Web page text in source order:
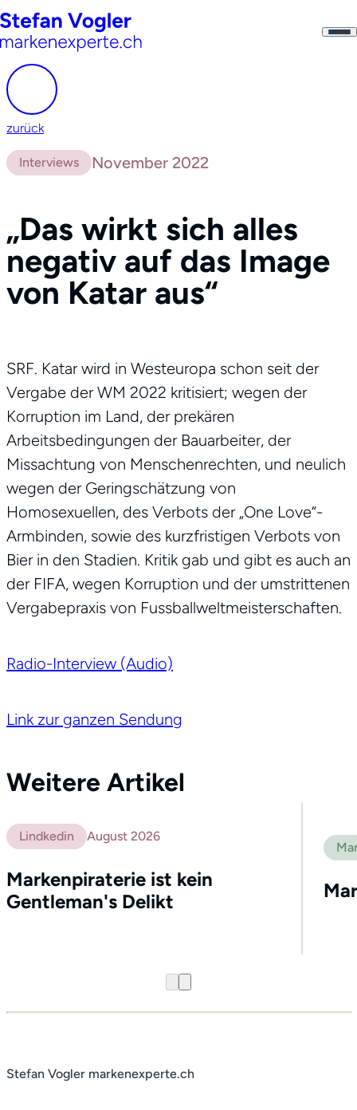
zurück
Interviews November 2022
„Das wirkt sich alles
negativ auf das Image
von Katar aus“
SRF. Katar wird in Westeuropa schon seit der
Vergabe der WM 2022 kritisiert; wegen der
Korruption im Land, der prekären
Arbeitsbedingungen der Bauarbeiter, der
Missachtung von Menschenrechten, und neulich
wegen der Geringschätzung von
Homosexuellen, des Verbots der „One Love“-
Armbinden, sowie des kurzfristigen Verbots von
Bier in den Stadien. Kritik gab und gibt es auch an
der FIFA, wegen Korruption und der umstrittenen
Vergabepraxis von Fussballweltmeisterschaften.
Radio-Interview (Audio)
Link zur ganzen Sendung
Weitere Artikel
Lindkedin August 2026
Markenpiraterie ist kein
Gentleman's Delikt
Stefan Vogler markenexperte.ch